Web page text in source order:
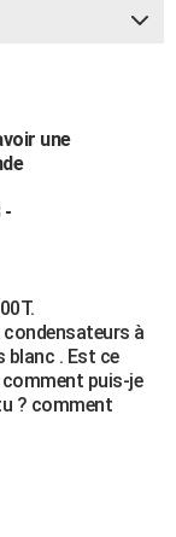
une
-
à
blanc . Est ce
puis-je
? comment